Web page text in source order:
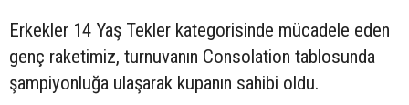
Erkekler 14 Yaş Tekler kategorisinde mücadele eden
genç raketimiz, turnuvanın Consolation tablosunda
şampiyonluğa ulaşarak kupanın sahibi oldu.